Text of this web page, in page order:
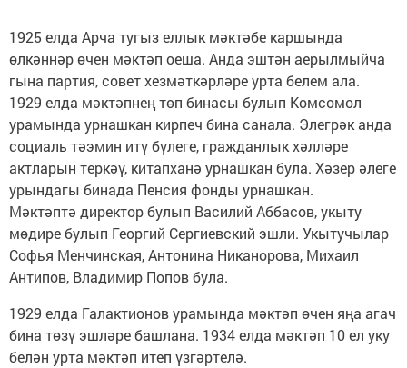
1925 елда Арча тугыз еллык мәктәбе каршында
өлкәннәр өчен мәктәп оеша. Анда эштән аерылмыйча
гына партия, совет хезмәткәрләре урта белем ала.
1929 елда мәктәпнең төп бинасы булып Комсомол
урамында урнашкан кирпеч бина санала. Элегрәк анда
социаль тәэмин итү бүлеге, гражданлык хәлләре
актларын теркәү, китапханә урнашкан була. Хәзер әлеге
урындагы бинада Пенсия фонды урнашкан.
Мәктәптә директор булып Василий Аббасов, укыту
мөдире булып Георгий Сергиевский эшли. Укытучылар
Софья Менчинская, Антонина Никанорова, Михаил
Антипов, Владимир Попов була.
1929 елда Галактионов урамында мәктәп өчен яңа агач
бина төзү эшләре башлана. 1934 елда мәктәп 10 ел уку
белән урта мәктәп итеп үзгәртелә.